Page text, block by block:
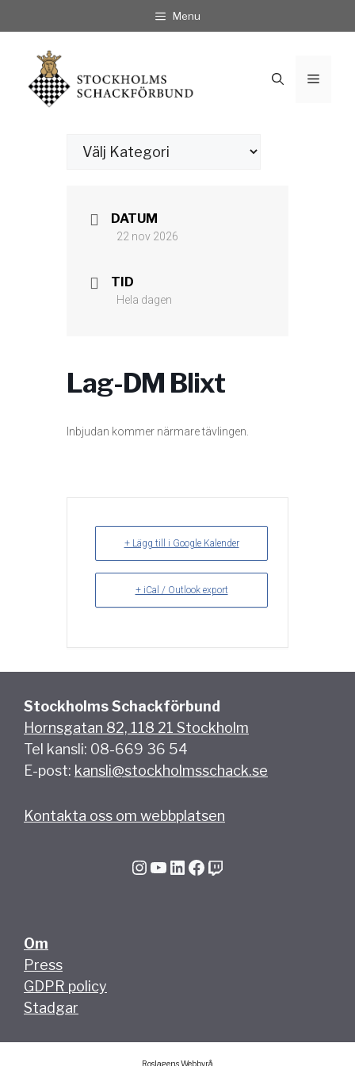
till
innehåll
Menu
Meny
DATUM
22 nov 2026
TID
Hela dagen
Lag-DM Blixt
Inbjudan kommer närmare tävlingen.
+ Lägg till i Google Kalender
+ iCal / Outlook export
Stockholms Schackförbund
Hornsgatan 82, 118 21 Stockholm
Tel kansli: 08-669 36 54
E-post: kansli@stockholmsschack.se
Kontakta oss om webbplatsen
InstagramYouTube LinkedIn Facebook Twitch
Om
Press
GDPR policy
Stadgar
Roslagens Webbyrå